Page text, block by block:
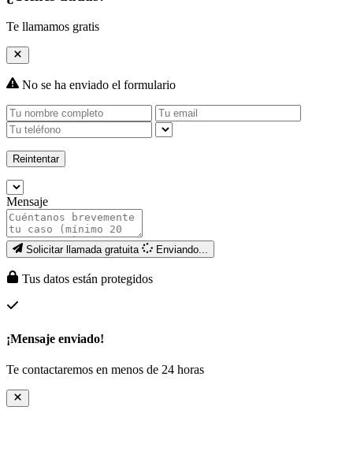
Te llamamos gratis
No se ha enviado el formulario
Reintentar
Mensaje
Solicitar llamada gratuita Enviando...
Tus datos están protegidos
¡Mensaje enviado!
Te contactaremos en menos de 24 horas